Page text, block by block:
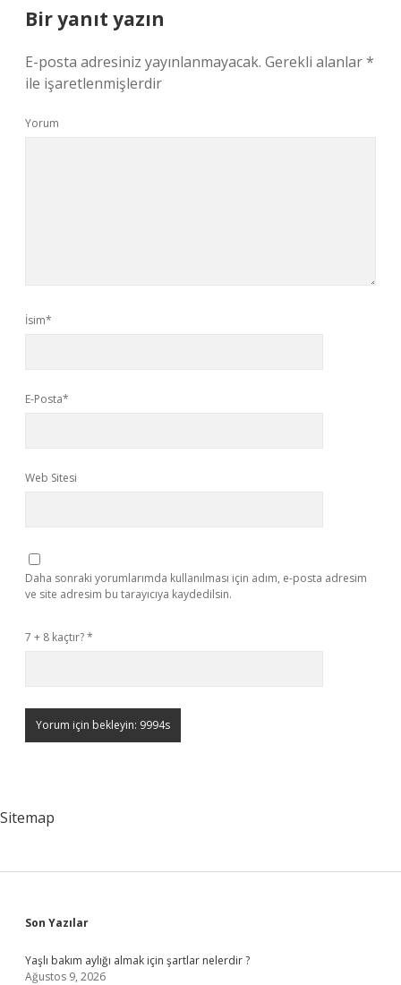
Bir yanıt yazın
E-posta adresiniz yayınlanmayacak. Gerekli alanlar*
ile işaretlenmişlerdir
Yorum
İsim*
E-Posta*
Web Sitesi
Daha sonraki yorumlarımda kullanılması için adım, e-posta adresim
ve site adresim bu tarayıcıya kaydedilsin.
7 + 8 kaçtır?*
Sitemap
Sidebar
Son Yazılar
Yaşlı bakım aylığı almak için şartlar nelerdir ?
Ağustos 9, 2026